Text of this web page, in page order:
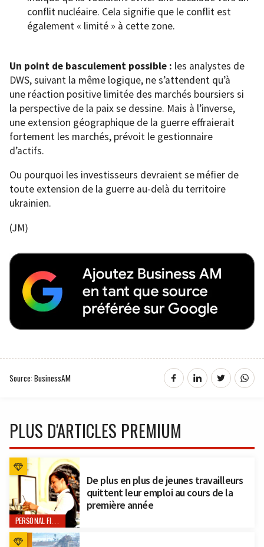
conflit nucléaire. Cela signifie que le conflit est
également « limité » à cette zone.
Un point de basculement possible : les analystes de
DWS, suivant la même logique, ne s’attendent qu’à
une réaction positive limitée des marchés boursiers si
la perspective de la paix se dessine. Mais à l’inverse,
une extension géographique de la guerre effraierait
fortement les marchés, prévoit le gestionnaire
d’actifs.
Ou pourquoi les investisseurs devraient se méfier de
toute extension de la guerre au-delà du territoire
ukrainien.
(JM)
Source: BusinessAM
PLUS D'ARTICLES PREMIUM
PERSONAL FINANCE
De plus en plus de jeunes travailleurs
quittent leur emploi au cours de la
première année